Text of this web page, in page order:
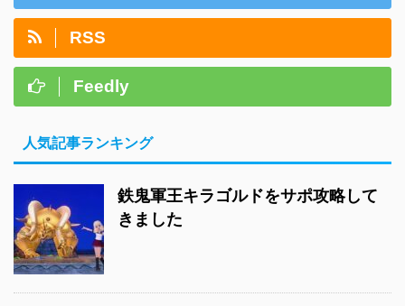
RSS
Feedly
人気記事ランキング
鉄鬼軍王キラゴルドをサポ攻略して
きました